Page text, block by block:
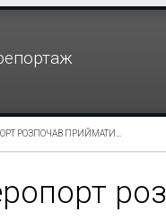
РОЗПОЧАВ ПРИЙМАТИ...